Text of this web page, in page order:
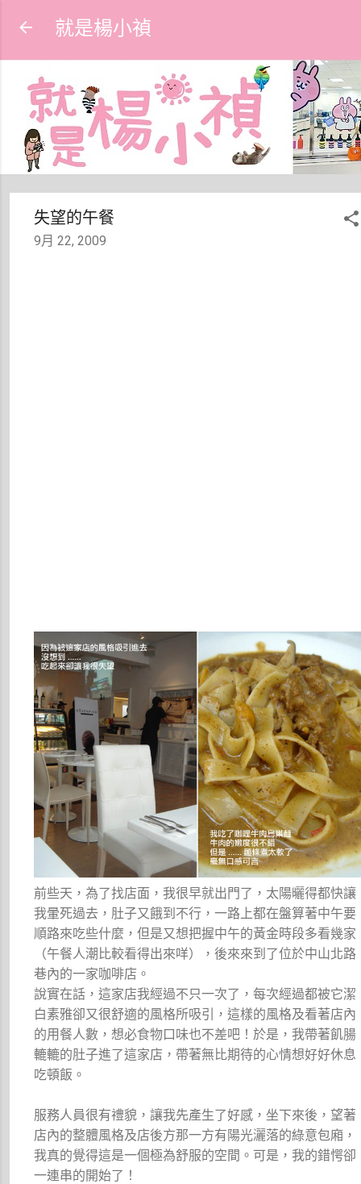
就是楊小禎
失望的午餐
9月 22, 2009
前些天，為了找店面，我很早就出門了，太陽曬得都快讓
我暈死過去，肚子又餓到不行，一路上都在盤算著中午要
順路來吃些什麼，但是又想把握中午的黃金時段多看幾家
（午餐人潮比較看得出來咩），後來來到了位於中山北路
巷內的一家咖啡店。
說實在話，這家店我經過不只一次了，每次經過都被它潔
白素雅卻又很舒適的風格所吸引，這樣的風格及看著店內
的用餐人數，想必食物口味也不差吧！於是，我帶著飢腸
轆轆的肚子進了這家店，帶著無比期待的心情想好好休息
吃頓飯。
服務人員很有禮貌，讓我先產生了好感，坐下來後，望著
店內的整體風格及店後方那一方有陽光灑落的綠意包廂，
我真的覺得這是一個極為舒服的空間。可是，我的錯愕卻
一連串的開始了！